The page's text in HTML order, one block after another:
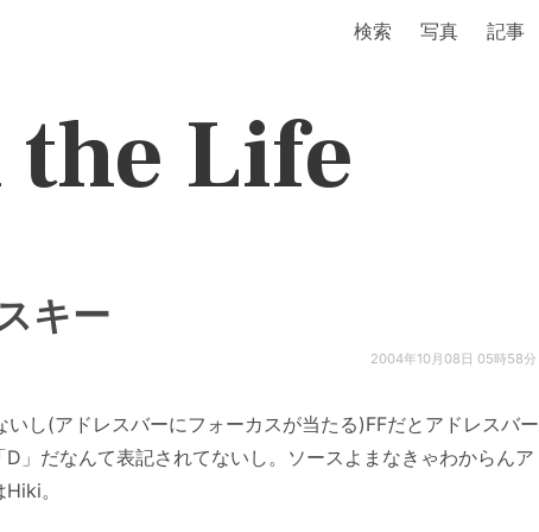
検索 写真 記事
Life
キー
2004年10月08日 05時58分
し(アドレスバーにフォーカスが当たる)FFだとアドレスバー
」だなんて表記されてないし。ソースよまなきゃわからんア
。